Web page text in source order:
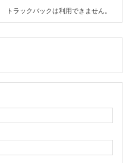
トラックバックは利用できません。